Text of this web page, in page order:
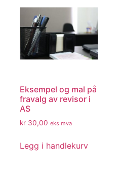
Eksempel og mal på
fravalg av revisor i
AS
kr30,00 eks mva
Legg i handlekurv